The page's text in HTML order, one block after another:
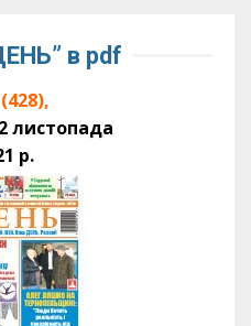
в pdf
листопада
р.